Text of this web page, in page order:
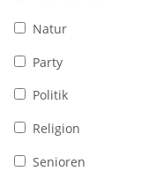
Natur
Party
Politik
Religion
Senioren